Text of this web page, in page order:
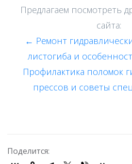
Предлагаем посмотреть
сайта:
← Ремонт
листогиба и
Профилактика поломок
прессов и советы
Поделится: